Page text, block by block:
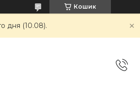
Кошик
дня (10.08).